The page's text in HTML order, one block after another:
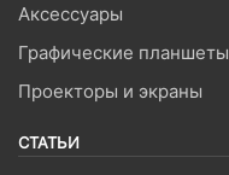
Аксессуары
Графические планшеты
Проекторы и экраны
СТАТЬИ